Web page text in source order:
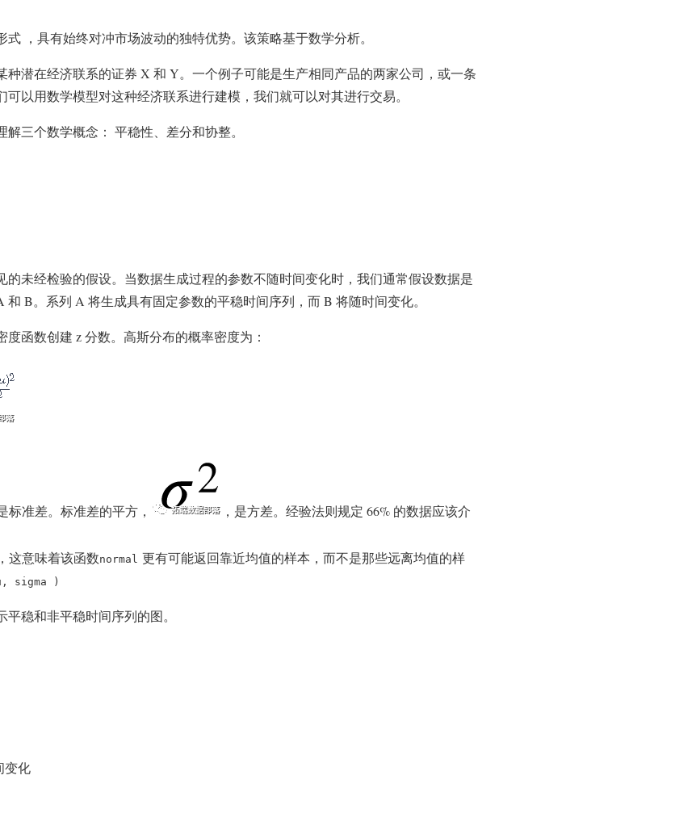
，具有始终对冲市场波动的独特优势。该策略基于数学分析。
种潜在经济联系的证券 X 和 Y。一个例子可能是生产相同产品的两家公司，或一条
以用数学模型对这种经济联系进行建模，我们就可以对其进行交易。
三个数学概念： 平稳性、差分和协整。
的未经检验的假设。当数据生成过程的参数不随时间变化时，我们通常假设数据是
B。系列 A 将生成具有固定参数的平稳时间序列，而 B 将随时间变化。
函数创建 z 分数。高斯分布的概率密度为：
标准差。标准差的平方， ，是方差。经验法则规定 66% 的数据应该介
，这意味着该函数normal 更有可能返回靠近均值的样本，而不是那些远离均值的样
sigma )
稳和非平稳时间序列的图。
变化